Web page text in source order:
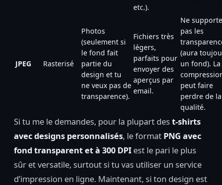
etc.).
JPEG Rasterisé
Photos
(seulement si
le fond fait
partie du
design et tu
ne veux pas de
transparence).
Fichiers très
légers,
parfaits pour
envoyer des
aperçus par
email.
Ne supporte
pas les
(aura
un fond). La
peut faire
perdre de la
qualité.
Si tu me le demandes, pour la plupart des t-shirts
avec designs personnalisés, le format PNG avec
fond transparent et à 300 DPI est le pari le plus
sûr et versatile, surtout si tu vas utiliser un service
d’impression en ligne. Maintenant, si ton design est